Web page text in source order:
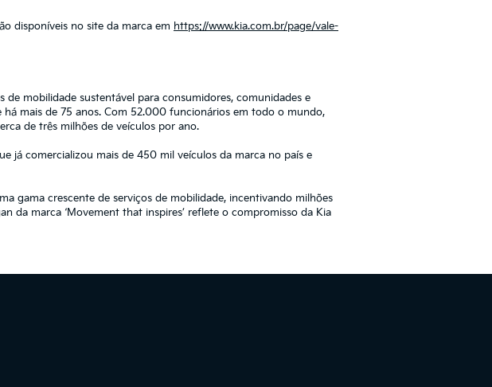
disponíveis no site da marca em https://www.kia.com.br/page/vale-
mobilidade sustentável para consumidores, comunidades e
mais de 75 anos. Com 52.000 funcionários em todo o mundo,
de três milhões de veículos por ano.
já comercializou mais de 450 mil veículos da marca no país e
gama crescente de serviços de mobilidade, incentivando milhões
da marca ‘Movement that inspires’ reflete o compromisso da Kia